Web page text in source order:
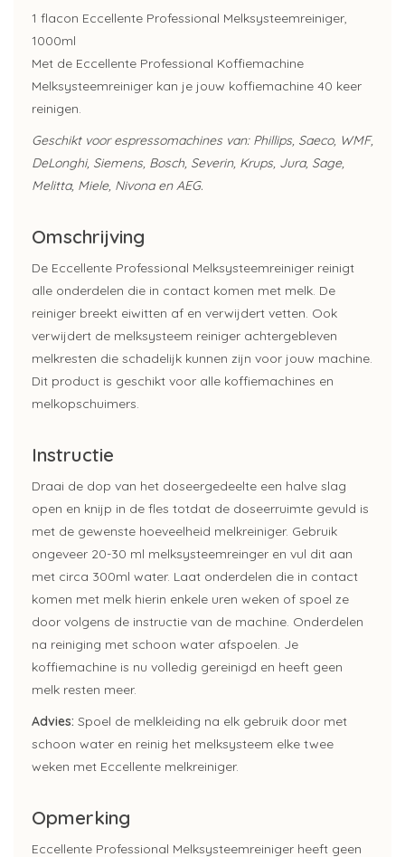
1 flacon Eccellente Professional Melksysteemreiniger,
1000ml
Met de Eccellente Professional Koffiemachine
Melksysteemreiniger kan je jouw koffiemachine 40 keer
reinigen.
Geschikt voor espressomachines van: Phillips, Saeco, WMF,
DeLonghi, Siemens, Bosch, Severin, Krups, Jura, Sage,
Melitta, Miele, Nivona en AEG.
Omschrijving
De Eccellente Professional Melksysteemreiniger reinigt
alle onderdelen die in contact komen met melk. De
reiniger breekt eiwitten af en verwijdert vetten. Ook
verwijdert de melksysteem reiniger achtergebleven
melkresten die schadelijk kunnen zijn voor jouw machine.
Dit product is geschikt voor alle koffiemachines en
melkopschuimers.
Instructie
Draai de dop van het doseergedeelte een halve slag
open en knijp in de fles totdat de doseerruimte gevuld is
met de gewenste hoeveelheid melkreiniger. Gebruik
ongeveer 20-30 ml melksysteemreinger en vul dit aan
met circa 300ml water. Laat onderdelen die in contact
komen met melk hierin enkele uren weken of spoel ze
door volgens de instructie van de machine. Onderdelen
na reiniging met schoon water afspoelen. Je
koffiemachine is nu volledig gereinigd en heeft geen
melk resten meer.
Advies: Spoel de melkleiding na elk gebruik door met
schoon water en reinig het melksysteem elke twee
weken met Eccellente melkreiniger.
Opmerking
Eccellente Professional Melksysteemreiniger heeft geen